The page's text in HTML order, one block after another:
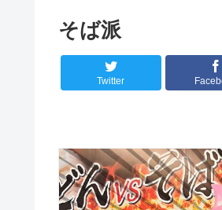
そば派
Twitter